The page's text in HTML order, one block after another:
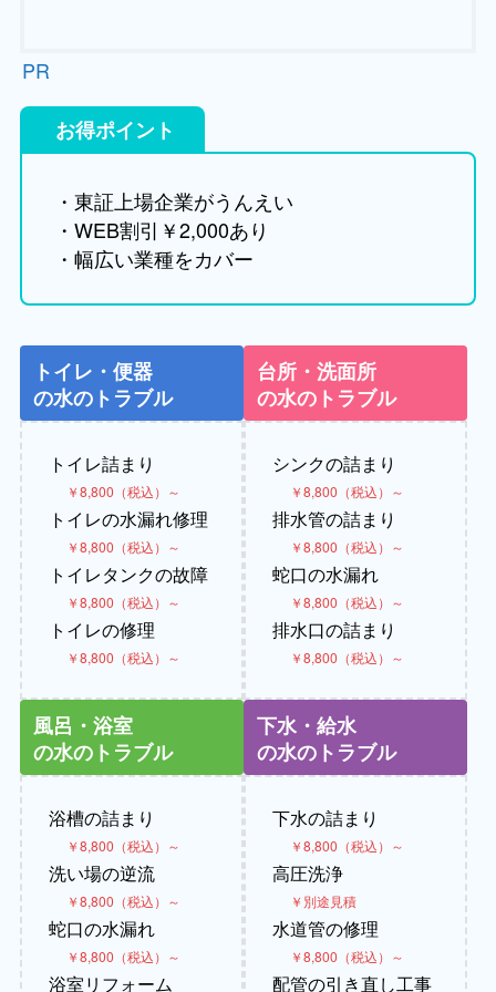
PR
お得ポイント
・東証上場企業がうんえい
・WEB割引￥2,000あり
・幅広い業種をカバー
トイレ・便器
の水のトラブル
トイレ詰まり
￥8,800（税込）～
トイレの水漏れ修理
￥8,800（税込）～
トイレタンクの故障
￥8,800（税込）～
トイレの修理
￥8,800（税込）～
台所・洗面所
の水のトラブル
シンクの詰まり
￥8,800（税込）～
排水管の詰まり
￥8,800（税込）～
蛇口の水漏れ
￥8,800（税込）～
排水口の詰まり
￥8,800（税込）～
風呂・浴室
の水のトラブル
浴槽の詰まり
￥8,800（税込）～
洗い場の逆流
￥8,800（税込）～
蛇口の水漏れ
￥8,800（税込）～
浴室リフォーム
下水・給水
の水のトラブル
下水の詰まり
￥8,800（税込）～
高圧洗浄
￥別途見積
水道管の修理
￥8,800（税込）～
配管の引き直し工事